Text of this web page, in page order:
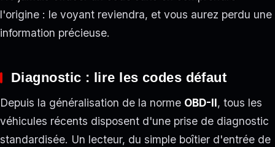
l'origine : le voyant reviendra, et vous aurez perdu une
information précieuse.
Diagnostic : lire les codes défaut
Depuis la généralisation de la norme OBD-II, tous les
véhicules récents disposent d'une prise de diagnostic
standardisée. Un lecteur, du simple boîtier d'entrée de